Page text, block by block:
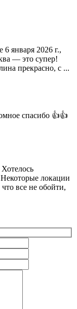
января 2026 г.,
— это супер!
прекрасно, с ...
спасибо 👍👍
локации
все не обойти,